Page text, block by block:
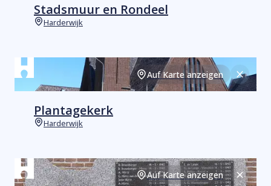
Stadsmuur en Rondeel
Harderwijk
Auf Karte anzeigen
Plantagekerk
Harderwijk
Auf Karte anzeigen